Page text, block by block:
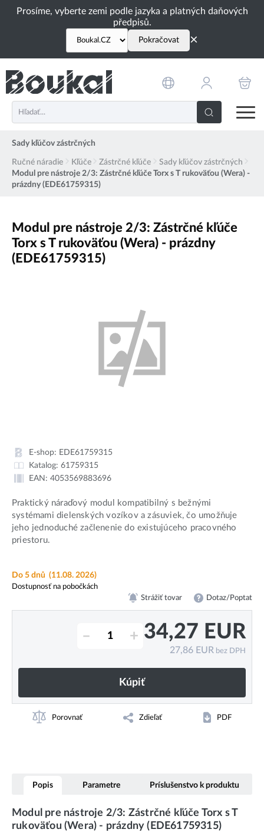
Prosíme, vyberte zemi podle jazyka a platných daňových
předpisů.
Pokračovat ×
Sady kľúčov zástrčných
Ručné náradie Kľúče Zástrčné kľúče
Sady kľúčov zástrčných
Modul pre nástroje 2/3: Zástrčné kľúče Torx s T rukoväťou (Wera) -
prázdny (EDE61759315)
Modul pre nástroje 2/3: Zástrčné kľúče
Torx s T rukoväťou (Wera) - prázdny
(EDE61759315)
E-shop: EDE61759315
Katalog: 61759315
EAN: 4053569883696
Praktický náraďový modul kompatibilný s bežnými
systémami dielenských vozíkov a zásuviek, čo umožňuje
jeho jednoduché začlenenie do existujúceho pracovného
priestoru.
Do 5 dnů (11.08. 2026)
Dostupnosť na pobočkách
Strážiť tovar Dotaz/Poptat
– + 34,27 EUR
27,86 EUR bez DPH
Kúpiť
Porovnať Zdieľať PDF
Popis Parametre Príslušenstvo k produktu
Modul pre nástroje 2/3: Zástrčné kľúče Torx s T
rukoväťou (Wera) - prázdny (EDE61759315)